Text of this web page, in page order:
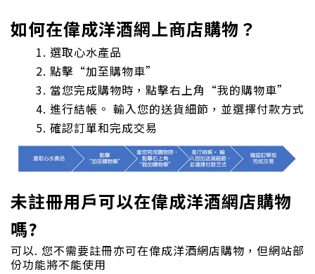
如何在偉成洋酒網上商店購物？
選取心水產品
點擊“加至購物車”
當您完成購物時，點擊右上角“我的購物車”
進行結帳。 輸入您的送貨細節，並選擇付款方式
確認訂單和完成交易
未註冊用戶可以在偉成洋酒網店購物
嗎?
可以. 您不需要註冊亦可在偉成洋酒網店購物，但網站部
份功能將不能使用